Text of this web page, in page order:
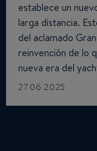
establece un
larga distancia.
del aclamado
reinvención de lo
nueva era del
27.06.2025